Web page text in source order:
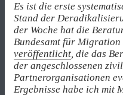
Es ist die erste
Stand der
der Woche hat die
Bundesamt für
veröffentlicht, die das
der angeschlossenen
Partnerorganisationen
Ergebnisse habe ich mit